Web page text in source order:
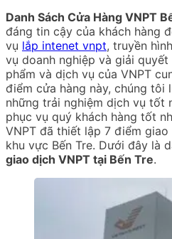
Danh Sách Cửa Hàng VNPT
đáng tin cậy của khách hàng
vụ lắp intenet vnpt, truyền
vụ doanh nghiệp và giải
phẩm và dịch vụ của VNPT
điểm cửa hàng này, chúng tôi
những trải nghiệm dịch vụ tốt
phục vụ quý khách hàng tốt
VNPT đã thiết lập 7 điểm
khu vực Bến Tre. Dưới đây là
giao dịch VNPT tại Bến Tre.